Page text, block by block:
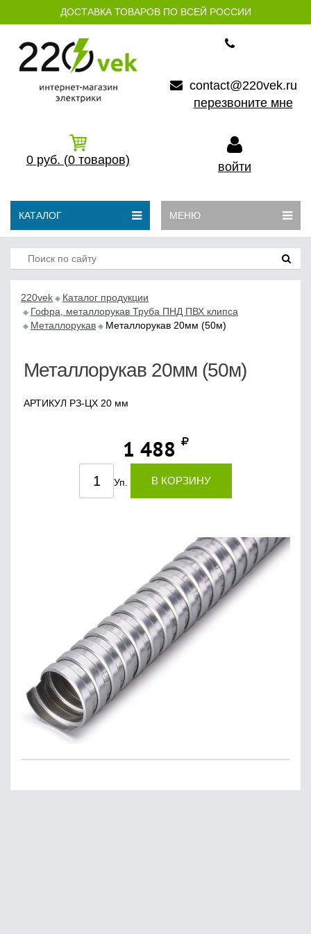
ДОСТАВКА ТОВАРОВ ПО ВСЕЙ РОССИИ
contact@220vek.ru
перезвоните мне
0 руб. (0 товаров) войти
КАТАЛОГ МЕНЮ
220vek
Каталог продукции
Гофра, металлорукав Труба ПНД ПВХ клипса
Металлорукав
Металлорукав 20мм (50м)
Металлорукав 20мм (50м)
АРТИКУЛ РЗ-ЦХ 20 мм
1 488
Уп. В КОРЗИНУ